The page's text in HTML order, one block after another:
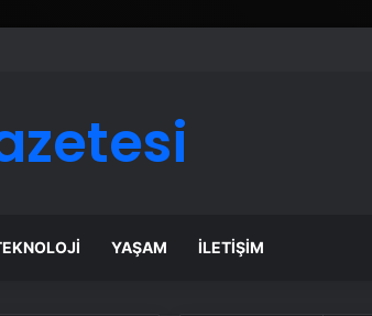
YAŞAM İLETIŞIM